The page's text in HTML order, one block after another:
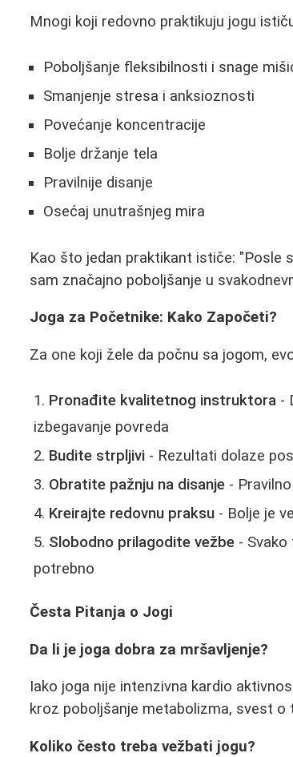
Mnogi koji redovno praktikuju jogu
Poboljšanje fleksibilnosti i snage
Smanjenje stresa i anksioznosti
Povećanje koncentracije
Bolje držanje tela
Pravilnije disanje
Osećaj unutrašnjeg mira
Kao što jedan praktikant ističe: "Posle
sam značajno poboljšanje u
Joga za Početnike: Kako Započeti?
Za one koji žele da počnu sa jogom,
Pronađite kvalitetnog instruktora -
izbegavanje povreda
Budite strpljivi - Rezultati dolaze
Obratite pažnju na disanje -
Kreirajte redovnu praksu - Bolje je
Slobodno prilagodite vežbe -
potrebno
Česta Pitanja o Jogi
Da li je joga dobra za mršavljenje?
Iako joga nije intenzivna kardio
kroz poboljšanje metabolizma, svest
Koliko često treba vežbati jogu?